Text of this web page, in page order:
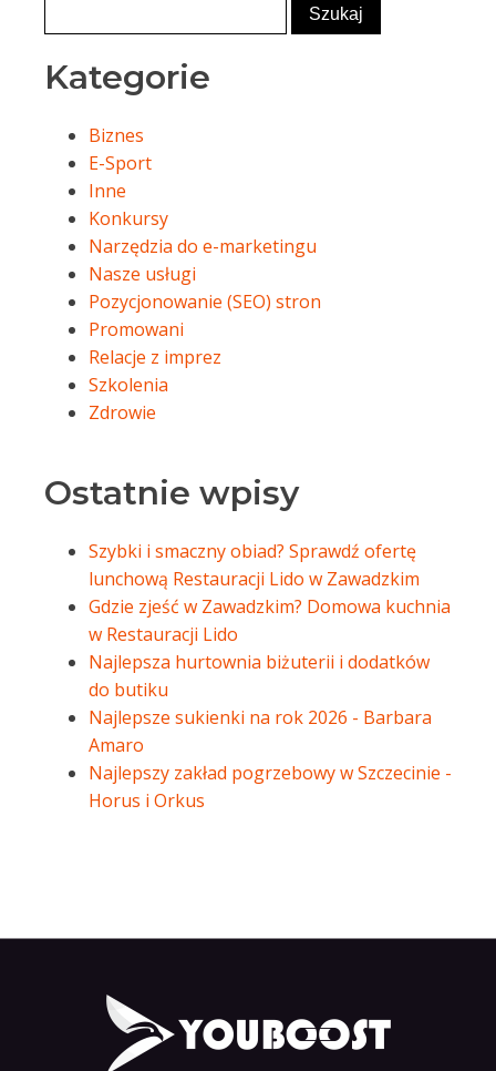
Kategorie
Biznes
E-Sport
Inne
Konkursy
Narzędzia do e-marketingu
Nasze usługi
Pozycjonowanie (SEO) stron
Promowani
Relacje z imprez
Szkolenia
Zdrowie
Ostatnie wpisy
Szybki i smaczny obiad? Sprawdź ofertę
lunchową Restauracji Lido w Zawadzkim
Gdzie zjeść w Zawadzkim? Domowa kuchnia
w Restauracji Lido
Najlepsza hurtownia biżuterii i dodatków
do butiku
Najlepsze sukienki na rok 2026 - Barbara
Amaro
Najlepszy zakład pogrzebowy w Szczecinie -
Horus i Orkus